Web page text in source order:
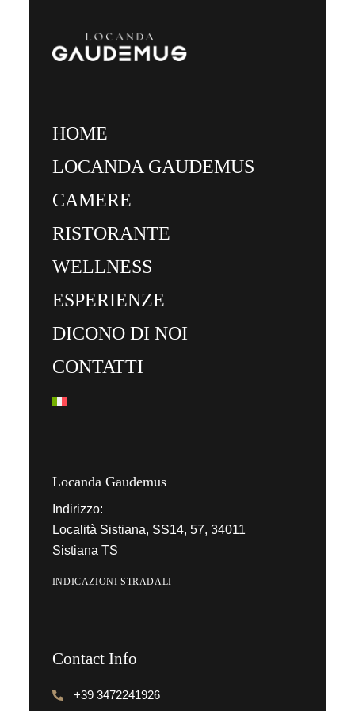
HOME
LOCANDA GAUDEMUS
CAMERE
RISTORANTE
WELLNESS
ESPERIENZE
DICONO DI NOI
CONTATTI
Locanda Gaudemus
Indirizzo:
Località Sistiana, SS14, 57, 34011
Sistiana TS
INDICAZIONI STRADALI
Contact Info
+39 3472241926